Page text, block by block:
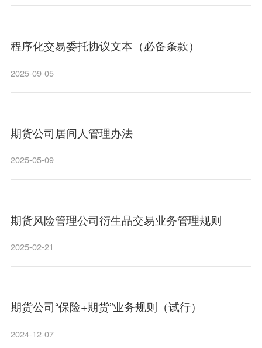
程序化交易委托协议文本（必备条款）
2025-09-05
期货公司居间人管理办法
2025-05-09
期货风险管理公司衍生品交易业务管理规则
2025-02-21
期货公司“保险+期货”业务规则（试行）
2024-12-07